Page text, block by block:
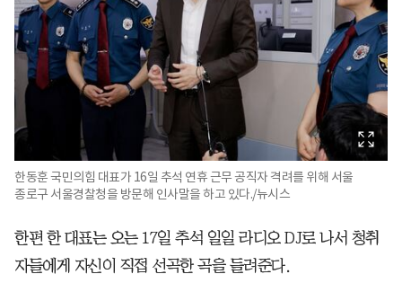
한동훈 국민의힘 대표가 16일 추석 연휴 근무 공직자 격려를 위해 서울
종로구 서울경찰청을 방문해 인사말을 하고 있다./뉴시스
한편 한 대표는 오는 17일 추석 일일 라디오 DJ로 나서 청취
자들에게 자신이 직접 선곡한 곡을 들려준다.